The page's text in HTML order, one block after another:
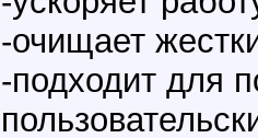
-очищает
-подходит для